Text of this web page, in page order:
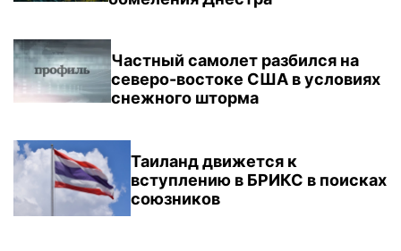
Частный самолет разбился на
северо-востоке США в условиях
снежного шторма
Таиланд движется к
вступлению в БРИКС в поисках
союзников